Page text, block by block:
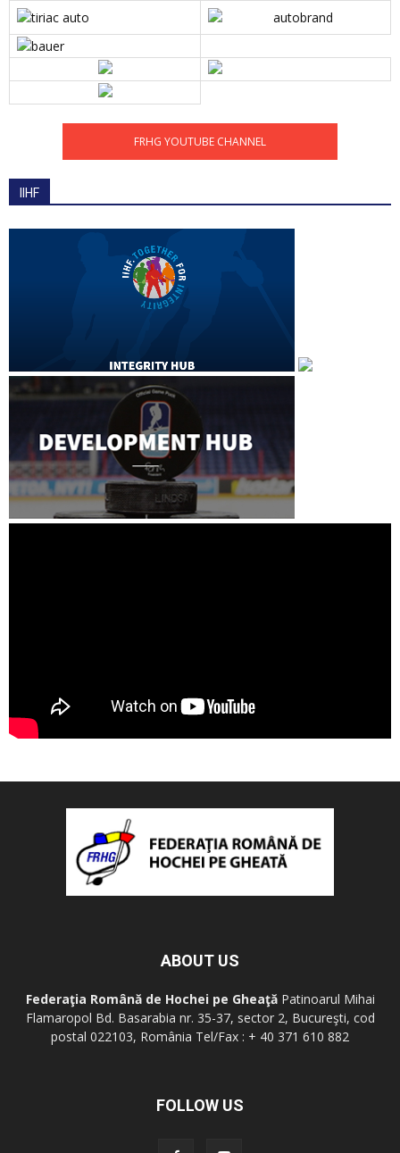
FRHG YOUTUBE CHANNEL
IIHF
ABOUT US
Federaţia Română de Hochei pe GheaţăPatinoarul Mihai
Flamaropol Bd. Basarabia nr. 35-37, sector 2, Bucureşti, cod
postal 022103, România Tel/Fax : + 40 371 610 882
FOLLOW US